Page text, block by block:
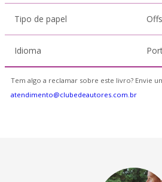
Tipo de papel
Idioma
Tem algo a reclamar sobre este livro? Envie
atendimento@clubedeautores.com.br